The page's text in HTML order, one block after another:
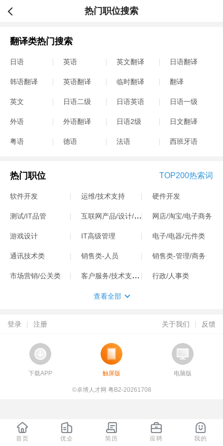
热门职位搜索
翻译类热门搜索
日语 英语 英文翻译 日语翻译
韩语翻译 英语翻译 临时翻译 翻译
英文 日语二级 日语英语 日语一级
外语 外语翻译 日语2级 日文翻译
粤语 德语 法语 西班牙语
热门职位 TOP200热索词
软件开发 运维/技术支持 硬件开发
测试/IT品管 互联网产品/设计/运营 网店/淘宝/电子商务
游戏设计 IT高级管理 电子/电器/元件类
通讯技术类 销售类-人员 销售类-管理/商务
市场营销/公关类 客户服务/技术支持类 行政/人事类
查看全部
登录 | 注册 关于我们 | 反馈
下载APP 触屏版 电脑版
©卓博人才网 粤B2-20261708
首页 优企 简历 应聘 我的